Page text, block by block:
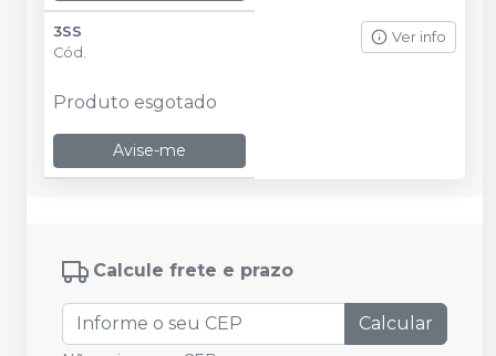
3SS
Cód.
Ver info
Produto esgotado
Avise-me
Calcule frete e prazo
Calcular